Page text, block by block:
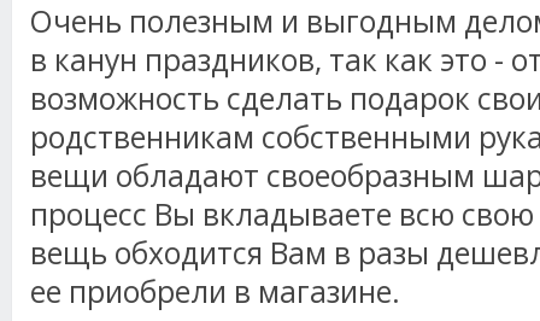
Очень полезным и выгодным
в канун праздников, так как это -
возможность сделать подарок
родственникам собственными
вещи обладают своеобразным
процесс Вы вкладываете всю
вещь обходится Вам в разы
ее приобрели в магазине.